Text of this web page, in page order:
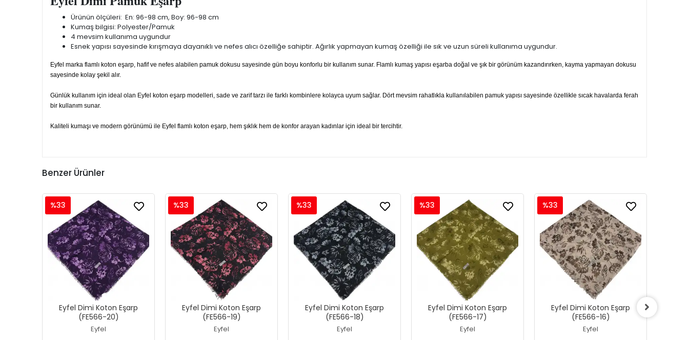
Ürünün ölçüleri: En: 96-98 cm, Boy: 96-98 cm
Kumaş bilgisi: Polyester/Pamuk
4 mevsim kullanıma uygundur
Esnek yapısı sayesinde kırışmaya dayanıklı ve nefes alıcı özelliğe sahiptir. Ağırlık yapmayan kumaş özelliği ile sık ve uzun süreli kullanıma uygundur.
Eyfel marka flamlı koton eşarp, hafif ve nefes alabilen pamuk dokusu sayesinde gün boyu konforlu bir kullanım sunar. Flamlı kumaş yapısı eşarba doğal ve şık bir görünüm kazandırırken, kayma yapmayan dokusu
sayesinde kolay şekil alır.
Günlük kullanım için ideal olan Eyfel koton eşarp modelleri, sade ve zarif tarzı ile farklı kombinlere kolayca uyum sağlar. Dört mevsim rahatlıkla kullanılabilen pamuk yapısı sayesinde özellikle sıcak havalarda ferah
bir kullanım sunar.
Kaliteli kumaşı ve modern görünümü ile Eyfel flamlı koton eşarp, hem şıklık hem de konfor arayan kadınlar için ideal bir tercihtir.
Benzer Ürünler
Eyfel Dimi Koton Eşarp
(FE566-20)
Eyfel
%33
Eyfel Dimi Koton Eşarp
(FE566-19)
Eyfel
%33
Eyfel Dimi Koton Eşarp
(FE566-18)
Eyfel
%33
Eyfel Dimi Koton Eşarp
(FE566-17)
Eyfel
%33
Eyfel Dimi Koton Eşarp
(FE566-16)
Eyfel
%33